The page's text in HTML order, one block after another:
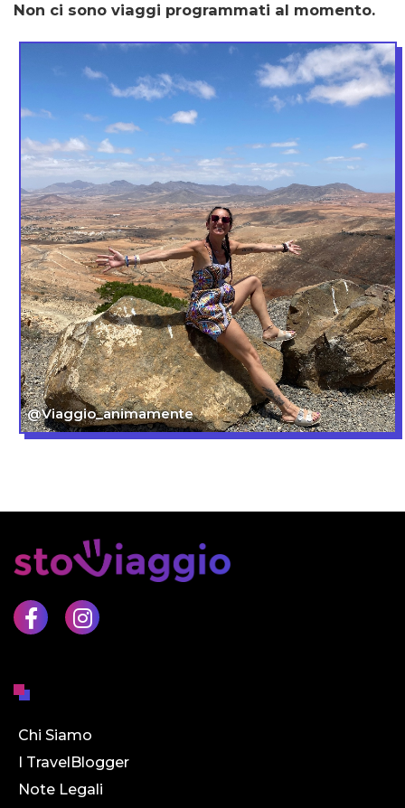
Non ci sono viaggi programmati al momento.
@Viaggio_animamente
Chi Siamo
I TravelBlogger
Note Legali